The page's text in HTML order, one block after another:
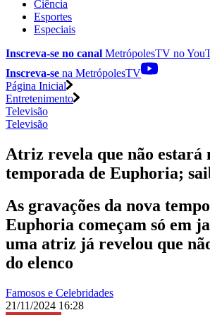
Ciência
Esportes
Especiais
Inscreva-se no canal MetrópolesTV no
Inscreva-se na MetrópolesTV
Página Inicial
Entretenimento
Televisão
Televisão
Atriz revela que não estará
temporada de Euphoria;
As gravações da nova
Euphoria começam só em
uma atriz já revelou que
do elenco
Famosos e Celebridades
21/11/2024 16:28